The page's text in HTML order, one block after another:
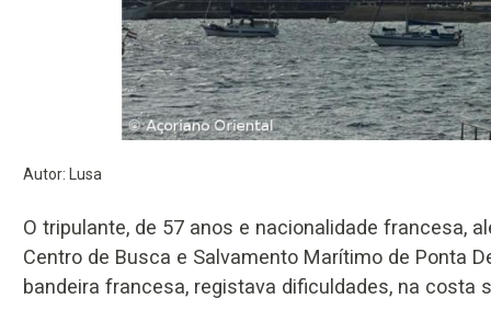
Autor: Lusa
O tripulante, de 57 anos e nacionalidade francesa,
Centro de Busca e Salvamento Marítimo de Ponta
bandeira francesa, registava dificuldades, na costa